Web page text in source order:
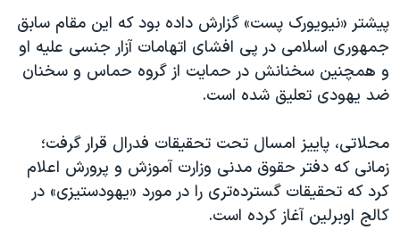
پیشتر «نیویورک پست» گزارش داده بود که این مقام سابق
جمهوری اسلامی در پی افشای اتهامات آزار جنسی علیه او
و همچنین سخنانش در حمایت از گروه حماس و سخنان
ضد یهودی تعلیق شده است‌‌.
محلاتی، پاییز امسال تحت تحقیقات فدرال قرار گرفت؛
زمانی که دفتر حقوق مدنی وزارت آموزش و پرورش اعلام
کرد که تحقیقات گسترده‌تری را در مورد «یهودستیزی» در
کالج اوبرلین آغاز کرده است.